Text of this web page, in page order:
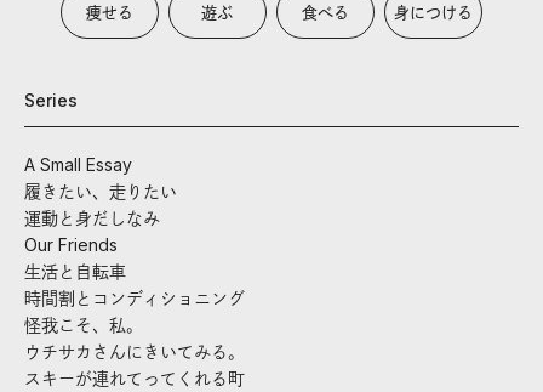
痩せる 遊ぶ 食べる 身につける
Series
A Small Essay
履きたい、走りたい
運動と身だしなみ
Our Friends
生活と自転車
時間割とコンディショニング
怪我こそ、私。
ウチサカさんにきいてみる。
スキーが連れてってくれる町